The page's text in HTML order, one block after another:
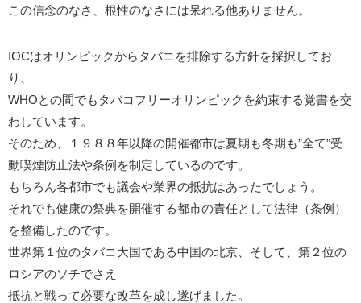
この信念のなさ、根性のなさには呆れる他ありません。
IOCはオリンピックからタバコを排除する方針を採択してお
り、
WHOとの間でもタバコフリーオリンピックを約束する覚書を交
わしています。
そのため、１９８８年以降の開催都市は夏期も冬期も”全て”受
動喫煙防止法や条例を制定しているのです。
もちろん各都市でも議会や業界の抵抗はあったでしょう。
それでも健康の祭典を開催する都市の責任として法律（条例）
を整備したのです。
世界第１位のタバコ大国である中国の北京、そして、第２位の
ロシアのソチでさえ
抵抗と戦って必要な改革を成し遂げました。